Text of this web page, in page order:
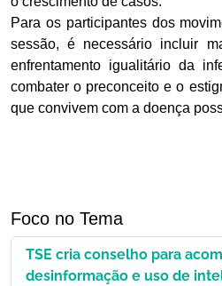
Para os participantes dos
sessão, é necessário incluir
enfrentamento igualitário da
combater o preconceito e o
que convivem com a doença
Foco no Tema
TSE cria conselho para
desinformação e uso de